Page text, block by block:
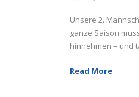
Unsere 2.
ganze Saison
hinnehmen – und
Read More